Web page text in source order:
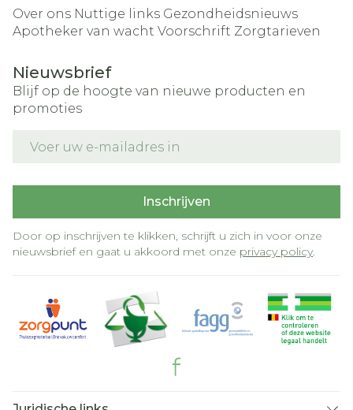
Over ons Nuttige links Gezondheidsnieuws
Apotheker van wacht Voorschrift Zorgtarieven
Nieuwsbrief
Blijf op de hoogte van nieuwe producten en
promoties
Inschrijven
Door op inschrijven te klikken, schrijft u zich in voor onze
nieuwsbrief en gaat u akkoord met onze privacy policy.